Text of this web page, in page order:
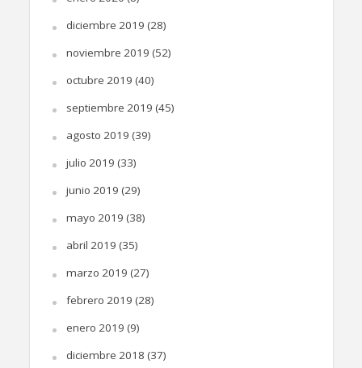
diciembre 2019 (28)
noviembre 2019 (52)
octubre 2019 (40)
septiembre 2019 (45)
agosto 2019 (39)
julio 2019 (33)
junio 2019 (29)
mayo 2019 (38)
abril 2019 (35)
marzo 2019 (27)
febrero 2019 (28)
enero 2019 (9)
diciembre 2018 (37)